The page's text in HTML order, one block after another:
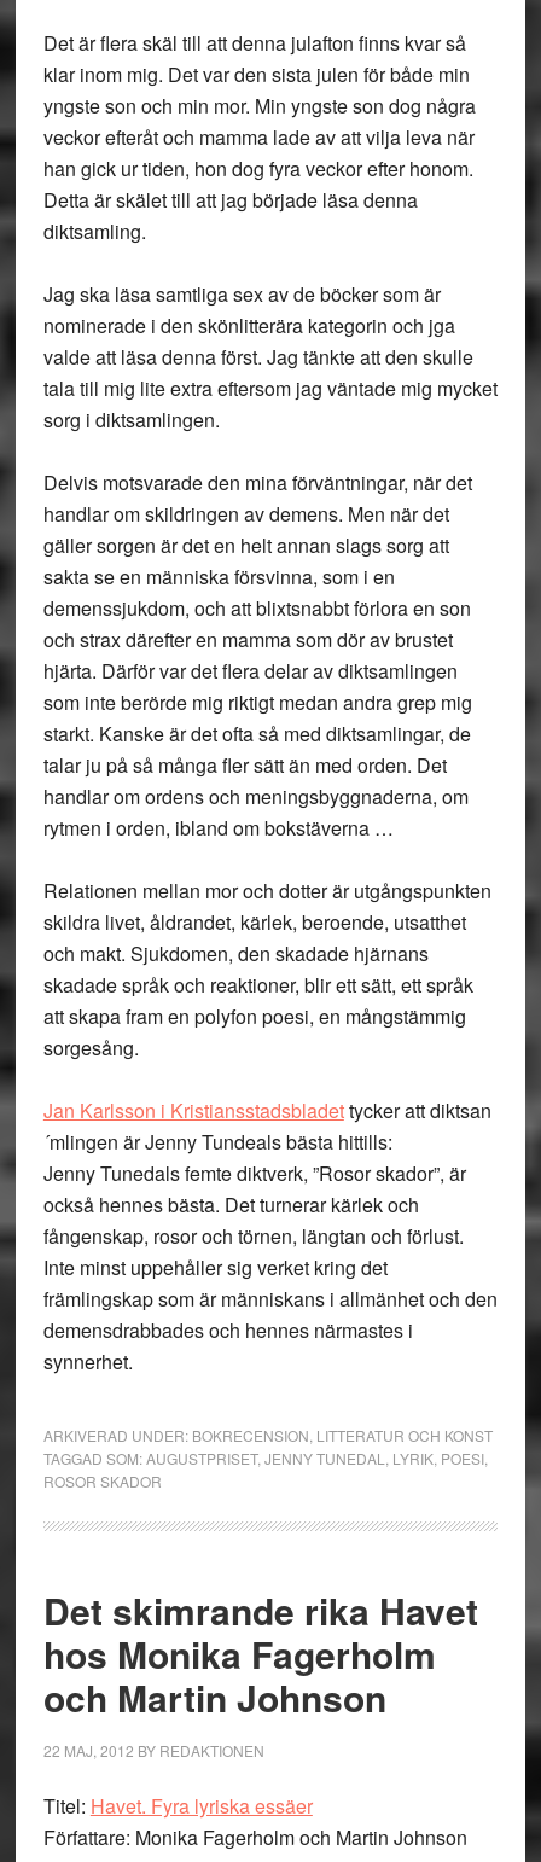
Det är flera skäl till att denna julafton finns kvar så
klar inom mig. Det var den sista julen för både min
yngste son och min mor. Min yngste son dog några
veckor efteråt och mamma lade av att vilja leva när
han gick ur tiden, hon dog fyra veckor efter honom.
Detta är skälet till att jag började läsa denna
diktsamling.
Jag ska läsa samtliga sex av de böcker som är
nominerade i den skönlitterära kategorin och jga
valde att läsa denna först. Jag tänkte att den skulle
tala till mig lite extra eftersom jag väntade mig mycket
sorg i diktsamlingen.
Delvis motsvarade den mina förväntningar, när det
handlar om skildringen av demens. Men när det
gäller sorgen är det en helt annan slags sorg att
sakta se en människa försvinna, som i en
demenssjukdom, och att blixtsnabbt förlora en son
och strax därefter en mamma som dör av brustet
hjärta. Därför var det flera delar av diktsamlingen
som inte berörde mig riktigt medan andra grep mig
starkt. Kanske är det ofta så med diktsamlingar, de
talar ju på så många fler sätt än med orden. Det
handlar om ordens och meningsbyggnaderna, om
rytmen i orden, ibland om bokstäverna …
Relationen mellan mor och dotter är utgångspunkten
skildra livet, åldrandet, kärlek, beroende, utsatthet
och makt. Sjukdomen, den skadade hjärnans
skadade språk och reaktioner, blir ett sätt, ett språk
att skapa fram en polyfon poesi, en mångstämmig
sorgesång.
Jan Karlsson i Kristiansstadsbladettycker att diktsan
´mlingen är Jenny Tundeals bästa hittills:
Jenny Tunedals femte diktverk, ”Rosor skador”, är
också hennes bästa. Det turnerar kärlek och
fångenskap, rosor och törnen, längtan och förlust.
Inte minst uppehåller sig verket kring det
främlingskap som är människans i allmänhet och den
demensdrabbades och hennes närmastes i
synnerhet.
ARKIVERAD UNDER: BOKRECENSION LITTERATUR OCH KONST
TAGGAD SOM:AUGUSTPRISET, JENNY TUNEDAL LYRIK, POESI,
ROSOR SKADOR
Det skimrande rika Havet
hos Monika Fagerholm
och Martin Johnson
22 MAJ, 2012 BY REDAKTIONEN
Titel: Havet. Fyra lyriska essäer
Författare: Monika Fagerholm och Martin Johnson